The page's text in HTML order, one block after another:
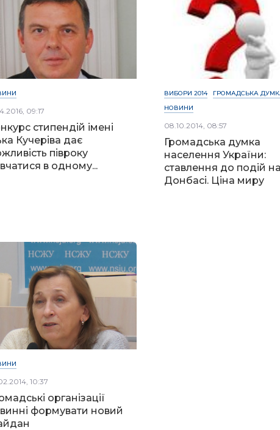
09:17
стипендій імені
Кучеріва дає
півроку
в одному...
ВИБОРИ 2014
ГРОМАДСЬКА
НОВИНИ
08.10.2014, 08:57
Громадська думка
населення України:
ставлення до подій на
Донбасі. Ціна миру
10:37
організації
формувати новий